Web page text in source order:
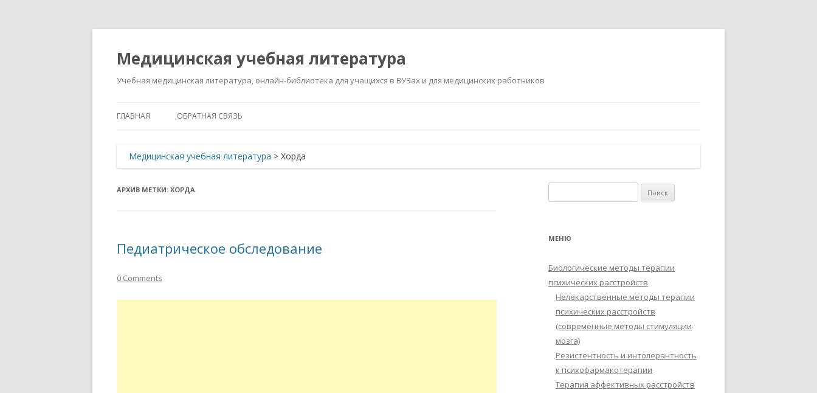
Медицинская учебная литература
Учебная медицинская литература, онлайн-библиотека для учащихся в ВУЗах и для медицинских работников
ГЛАВНАЯ ОБРАТНАЯ СВЯЗЬ
Медицинская учебная литература > Хорда
АРХИВ МЕТКИ: ХОРДА
Педиатрическое обследование
0 Comments
МЕНЮ
Биологические методы терапии
психических расстройств
Нелекарственные методы терапии
психических расстройств
(современные методы стимуляции
мозга)
Резистентность и интолерантность
к психофармакотерапии
Терапия аффективных расстройств